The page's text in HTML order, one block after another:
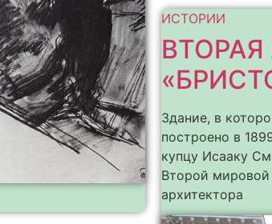
ИСТОРИИ
Здание, в
построено в
купцу Исааку
Второй
архитектора